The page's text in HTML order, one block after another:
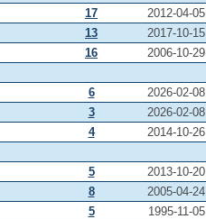
17
2012-04-05
13
2017-10-15
16 2006-10-29
6
2026-02-08
3
2026-02-08
4 2014-10-26
5
2013-10-20
8
2005-04-24
5 1995-11-05